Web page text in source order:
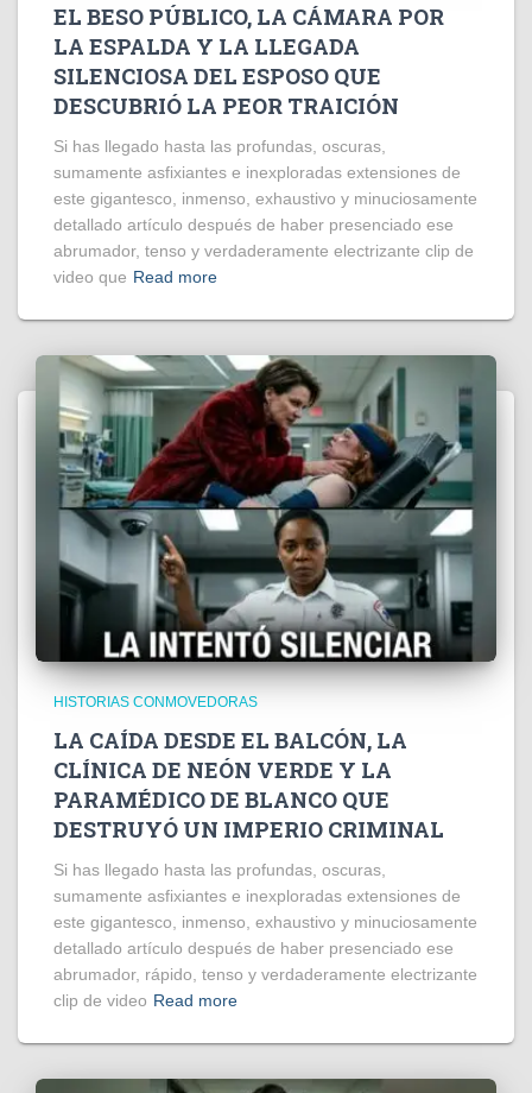
EL BESO PÚBLICO, LA CÁMARA POR
LA ESPALDA Y LA LLEGADA
SILENCIOSA DEL ESPOSO QUE
DESCUBRIÓ LA PEOR TRAICIÓN
Si has llegado hasta las profundas, oscuras,
sumamente asfixiantes e inexploradas extensiones de
este gigantesco, inmenso, exhaustivo y minuciosamente
detallado artículo después de haber presenciado ese
abrumador, tenso y verdaderamente electrizante clip de
video que Read more
HISTORIAS CONMOVEDORAS
LA CAÍDA DESDE EL BALCÓN, LA
CLÍNICA DE NEÓN VERDE Y LA
PARAMÉDICO DE BLANCO QUE
DESTRUYÓ UN IMPERIO CRIMINAL
Si has llegado hasta las profundas, oscuras,
sumamente asfixiantes e inexploradas extensiones de
este gigantesco, inmenso, exhaustivo y minuciosamente
detallado artículo después de haber presenciado ese
abrumador, rápido, tenso y verdaderamente electrizante
clip de video Read more